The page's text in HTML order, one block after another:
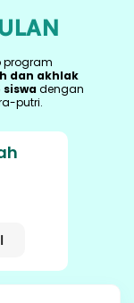
program
dan akhlak
siswadengan
putri.